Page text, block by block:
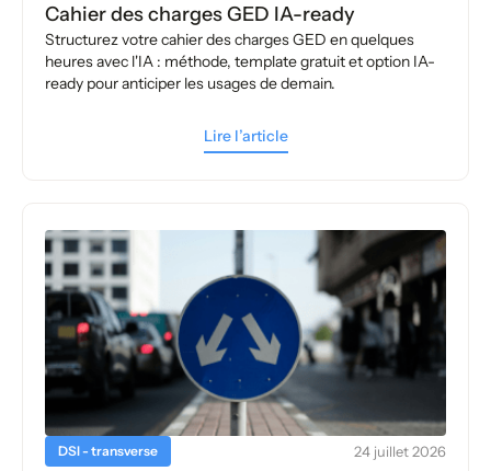
Cahier des charges GED IA-ready
Structurez votre cahier des charges GED en quelques
heures avec l'IA : méthode, template gratuit et option IA-
ready pour anticiper les usages de demain.
Lire l’article
DSI - transverse 24 juillet 2026